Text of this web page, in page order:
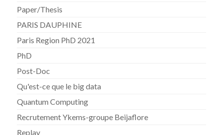
Paper/Thesis
PARIS DAUPHINE
Paris Region PhD 2021
PhD
Post-Doc
Qu'est-ce que le big data
Quantum Computing
Recrutement Ykems-groupe Beijaflore
Replay